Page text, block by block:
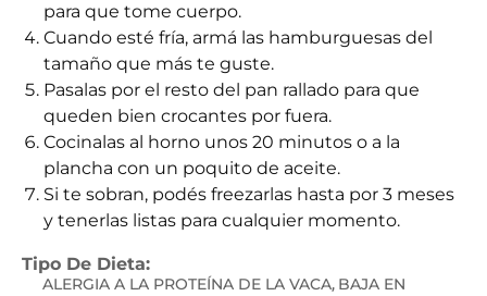
para que tome cuerpo.
Cuando esté fría, armá las hamburguesas del
tamaño que más te guste.
Pasalas por el resto del pan rallado para que
queden bien crocantes por fuera.
Cocinalas al horno unos 20 minutos o a la
plancha con un poquito de aceite.
Si te sobran, podés freezarlas hasta por 3 meses
y tenerlas listas para cualquier momento.
Tipo De Dieta:
ALERGIA A LA PROTEÍNA DE LA VACA, BAJA EN